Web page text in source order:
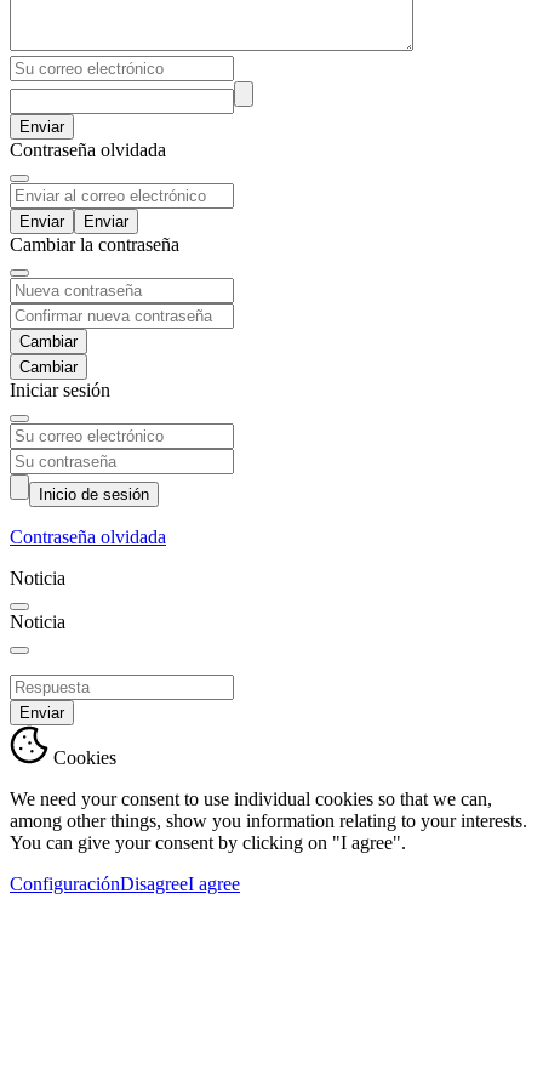
Enviar
Contraseña olvidada
Enviar
Cambiar la contraseña
Cambiar
Iniciar sesión
Inicio de sesión
Contraseña olvidada
Noticia
Noticia
Enviar
Cookies
We need your consent to use individual cookies so that we can,
among other things, show you information relating to your interests.
You can give your consent by clicking on "I agree".
ConfiguraciónDisagreeI agree